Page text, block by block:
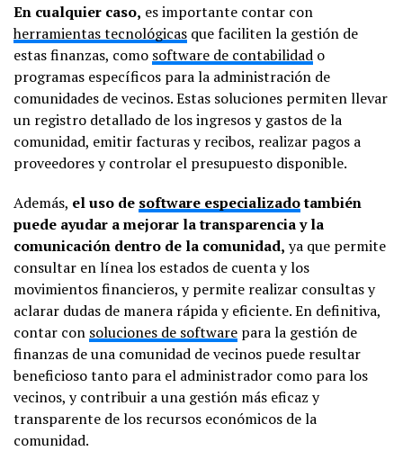
En cualquier caso, es importante contar con
herramientas tecnológicas que faciliten la gestión de
estas finanzas, como software de contabilidad o
programas específicos para la administración de
comunidades de vecinos. Estas soluciones permiten llevar
un registro detallado de los ingresos y gastos de la
comunidad, emitir facturas y recibos, realizar pagos a
proveedores y controlar el presupuesto disponible.
Además, el uso de software especializadotambién
puede ayudar a mejorar la transparencia y la
comunicación dentro de la comunidad, ya que permite
consultar en línea los estados de cuenta y los
movimientos financieros, y permite realizar consultas y
aclarar dudas de manera rápida y eficiente. En definitiva,
contar con soluciones de software para la gestión de
finanzas de una comunidad de vecinos puede resultar
beneficioso tanto para el administrador como para los
vecinos, y contribuir a una gestión más eficaz y
transparente de los recursos económicos de la
comunidad.